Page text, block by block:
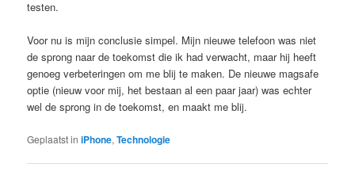
testen.
Voor nu is mijn conclusie simpel. Mijn nieuwe telefoon was niet
de sprong naar de toekomst die ik had verwacht, maar hij heeft
genoeg verbeteringen om me blij te maken. De nieuwe magsafe
optie (nieuw voor mij, het bestaan al een paar jaar) was echter
wel de sprong in de toekomst, en maakt me blij.
Geplaatst in iPhone,Technologie